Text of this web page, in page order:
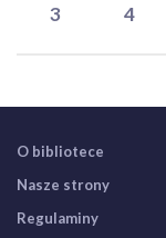
3 4
O bibliotece
Nasze strony
Regulaminy